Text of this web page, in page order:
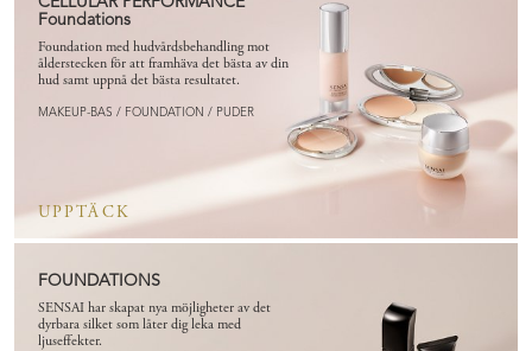
Foundations
Foundation med hudvårdsbehandling mot
ålderstecken för att framhäva det bästa av din
hud samt uppnå det bästa resultatet.
MAKEUP-BAS / FOUNDATION / PUDER
UPPTÄCK
FOUNDATIONS
SENSAI har skapat nya möjligheter av det
dyrbara silket som låter dig leka med
ljuseffekter.